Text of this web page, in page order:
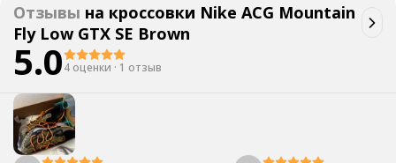
Отзывы на кроссовки Nike ACG Mountain
Fly Low GTX SE Brown
5.04 оценки · 1 отзыв